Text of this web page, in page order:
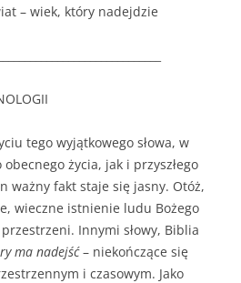
– wiek, który nadejdzie
tego wyjątkowego słowa, w
życia, jak i przyszłego
ważny fakt staje się jasny. Otóż,
wieczne istnienie ludu Bożego
Innymi słowy, Biblia
ma nadejść– niekończące się
i czasowym. Jako